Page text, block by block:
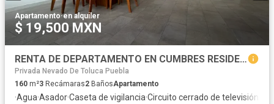
Apartamento·en alquiler
$ 19,500 MXN
RENTA DE DEPARTAMENTO EN CUMBRES RESIDENCIAL, PUEBLA, TRES RECMARAS, TRES PISOS
Privada Nevado De Toluca Puebla
160 m²3 Recámaras2 BañosApartamento
·Agua·Asador·Caseta de vigilancia·Circuito cerrado de televisión